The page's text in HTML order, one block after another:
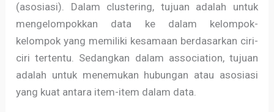
(asosiasi). Dalam clustering, tujuan adalah untuk
mengelompokkan data ke dalam kelompok-
kelompok yang memiliki kesamaan berdasarkan ciri-
ciri tertentu. Sedangkan dalam association, tujuan
adalah untuk menemukan hubungan atau asosiasi
yang kuat antara item-item dalam data.